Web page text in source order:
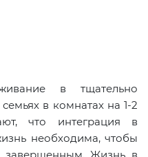
в тщательно
в комнатах на 1-2
что интеграция в
необходима, чтобы